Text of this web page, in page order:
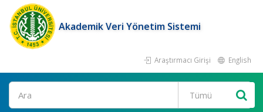
Akademik Veri Yönetim Sistemi
Araştırmacı Girişi English
Ara